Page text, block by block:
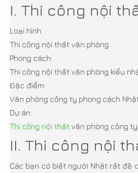
I. Thi công nội
Loại hình:
Thi công nội thất văn phòng
Phong cách:
Thi công nội thất văn phòng kiểu
Đặc điểm:
Văn phòng công ty phong cách
Dự án:
Thi công nội thất văn phòng công
II. Thi công nội
Các bạn có biết người Nhật rất đề